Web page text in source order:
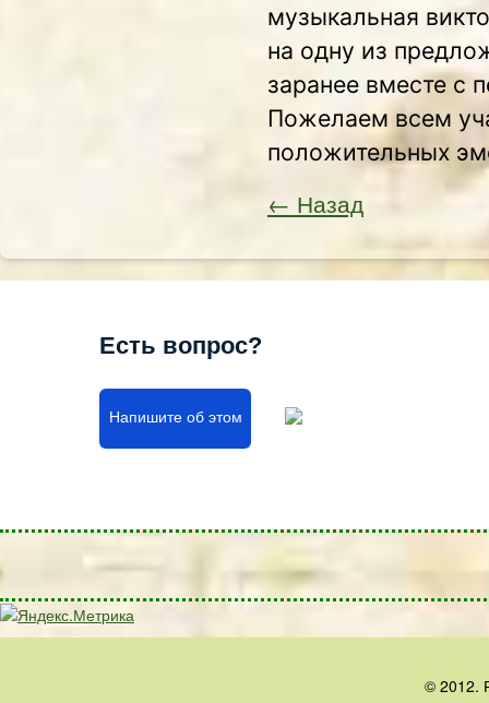
музыкальная
на одну из
заранее вместе с
Пожелаем всем
положительных
← Назад
Есть вопрос?
Напишите об этом
© 2012.